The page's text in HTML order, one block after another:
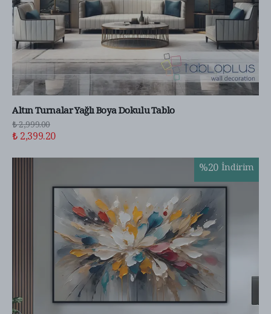
Altın Turnalar Yağlı Boya Dokulu Tablo
₺ 2,999.00
₺ 2,399.20
%20 İndirim